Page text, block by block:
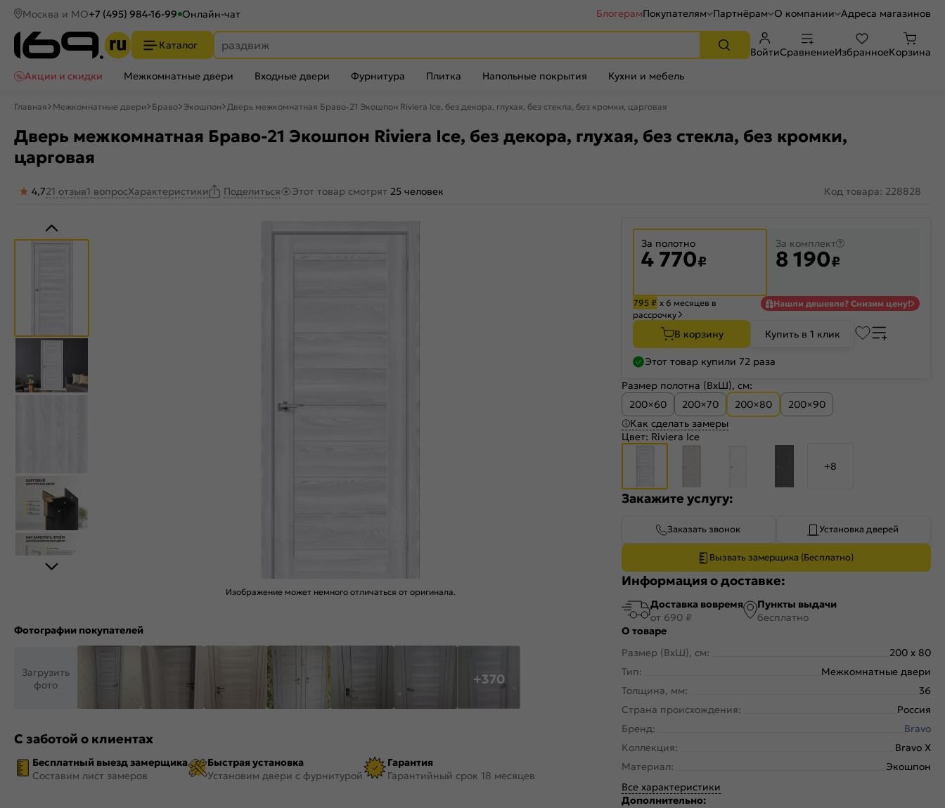
Москва и МО+7 (495) 984-16-99 Онлайн-чат БлогерамПокупателям Партнёрам О компании Адреса магазинов
Каталог
ВойтиСравнениеИзбранноеКорзина
Акции и скидки
Межкомнатные двери Входные двери Фурнитура Плитка Напольные покрытия Кухни и мебель
Главная Межкомнатные двери Браво Экошпон Дверь межкомнатная Браво-21 Экошпон Riviera Ice, без декора, глухая, без стекла, без кромки, царговая
Дверь межкомнатная Браво-21 Экошпон Riviera Ice, без декора, глухая, без стекла, без кромки,
царговая
4,721 отзыв1 вопросХарактеристики Поделиться Этот товар смотрят 25 человек Код товара: 228828
Изображение может немного отличаться от оригинала.
Фотографии покупателей
Загрузить
фото
+370
С заботой о клиентах
Бесплатный выезд замерщика
Составим лист замеров
Быстрая установка
Установим двери с фурнитурой
Гарантия
Гарантийный срок 18 месяцев
За полотно
4 770₽
За комплект
8 190₽
795 ₽ х 6 месяцев в
рассрочку
Нашли дешевле? Снизим цену!
В корзину Купить в 1 клик
Этот товар купили 72 раза
Размер полотна (ВхШ), см:
200×60
200×70 200×80
200×90
Как сделать замеры
Цвет: Riviera Ice
+8
Закажите услугу:
Заказать звонок Установка дверей
Вызвать замерщика (Бесплатно)
Информация о доставке:
Доставка вовремя
от 690 ₽
Пункты выдачи
бесплатно
О товаре
Размер (ВхШ), см:
200 x 80
Тип:
Межкомнатные двери
Толщина, мм:
36
Страна происхождения:
Россия
Бренд:
Bravo
Коллекция:
Bravo X
Материал:
Экошпон
Все характеристики
Дополнительно: